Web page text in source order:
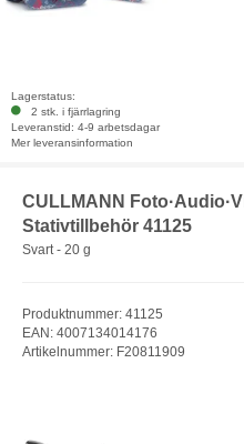
Lagerstatus:
2 stk. i fjärrlagring
Leveranstid: 4-9 arbetsdagar
Mer leveransinformation
CULLMANN
Stativtillbehör 41125
Svart - 20 g
Produktnummer: 41125
EAN: 4007134014176
Artikelnummer: F20811909